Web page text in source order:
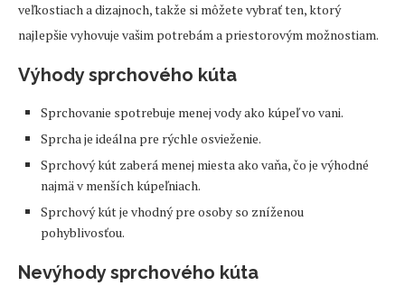
veľkostiach a dizajnoch, takže si môžete vybrať ten, ktorý
najlepšie vyhovuje vašim potrebám a priestorovým možnostiam.
Výhody sprchového kúta
Sprchovanie spotrebuje menej vody ako kúpeľ vo vani.
Sprcha je ideálna pre rýchle osvieženie.
Sprchový kút zaberá menej miesta ako vaňa, čo je výhodné
najmä v menších kúpeľniach.
Sprchový kút je vhodný pre osoby so zníženou
pohyblivosťou.
Nevýhody sprchového kúta